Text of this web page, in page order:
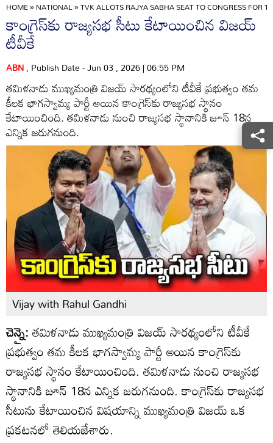
HOME»NATIONAL»TVK ALLOTS RAJYA SABHA SEAT TO CONGRESS FOR
కాంగ్రెస్‌కు రాజ్యసభ సీటు కేటాయించిన విజయ్
టీవీకే
ABN, Publish Date - Jun 03 , 2026 | 06:55 PM
తమిళనాడు ముఖ్యమంత్రి విజయ్ సారథ్యంలోని టీవీకే ప్రభుత్వం తమ
కీలక భాగస్వామ్య పార్టీ అయిన కాంగ్రెస్‌కు రాజ్యసభ స్థానం
కేటాయించింది. తమిళనాడు నుంచి రాజ్యసభ స్థానానికి జూన్ 18న
ఎన్నిక జరుగనుంది.
Vijay with Rahul Gandhi
చెన్నై:తమిళనాడు ముఖ్యమంత్రి విజయ్ సారథ్యంలోని టీవీకే
ప్రభుత్వం తమ కీలక భాగస్వామ్య పార్టీ అయిన కాంగ్రెస్‌కు
రాజ్యసభ స్థానం కేటాయించింది. తమిళనాడు నుంచి రాజ్యసభ
స్థానానికి జూన్ 18న ఎన్నిక జరుగనుంది. కాంగ్రెస్‌కు రాజ్యసభ
సీటును కేటాయించిన విషయాన్ని ముఖ్యమంత్రి విజయ్ ఒక
ప్రకటనలో తెలియజేశారు.